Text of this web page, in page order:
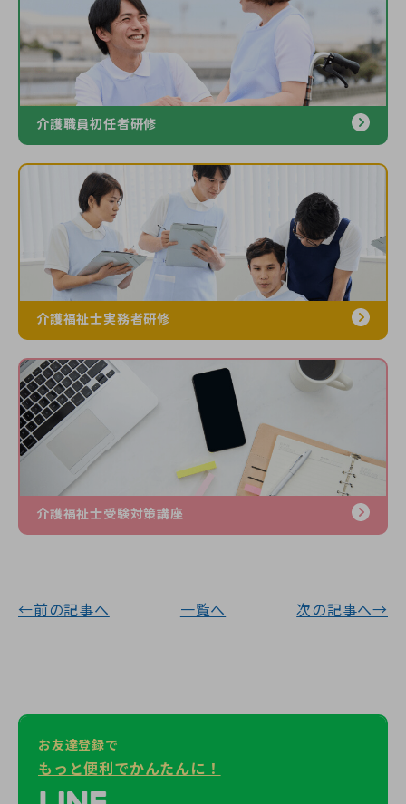
お友達登録で
もっと便利でかんたんに！
介護職員初任者研修
介護福祉士実務者研修
介護福祉士受験対策講座
←前の記事へ 一覧へ 次の記事へ→